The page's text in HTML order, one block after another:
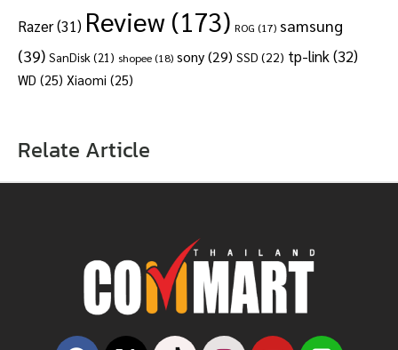
Razer(31) Review (173) ROG (17) samsung
(39) SanDisk (21) shopee (18) sony(29) SSD (22) tp-link(32)
WD (25) Xiaomi (25)
Relate Article